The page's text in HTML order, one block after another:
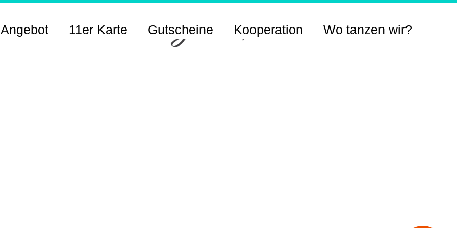
11er Karte Gutscheine Kooperation Wo tanzen wir?